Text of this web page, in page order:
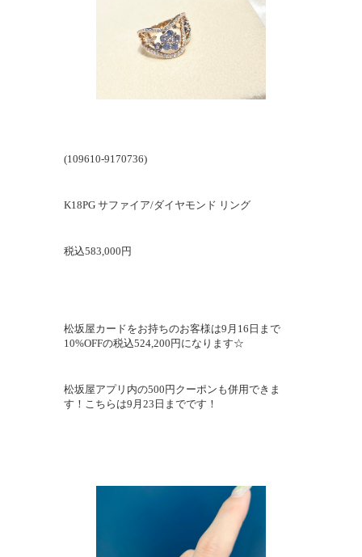
(109610-9170736)
K18PG サファイア/ダイヤモンド リング
税込583,000円
松坂屋カードをお持ちのお客様は9月16日まで
10%OFFの税込524,200円になります☆
松坂屋アプリ内の500円クーポンも併用できま
す！こちらは9月23日までです！